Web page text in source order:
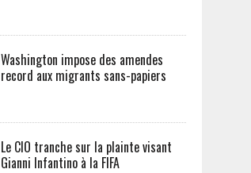
Washington impose des amendes
record aux migrants sans-papiers
Le CIO tranche sur la plainte visant
Gianni Infantino à la FIFA